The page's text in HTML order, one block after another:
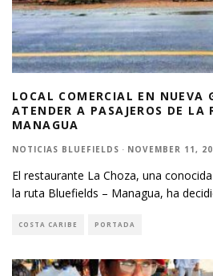
LOCAL COMERCIAL EN NUEVA
ATENDER A PASAJEROS DE LA
MANAGUA
NOTICIAS BLUEFIELDS · NOVEMBER 11,
El restaurante La Choza, una
la ruta Bluefields – Managua, ha
COSTA CARIBE PORTADA